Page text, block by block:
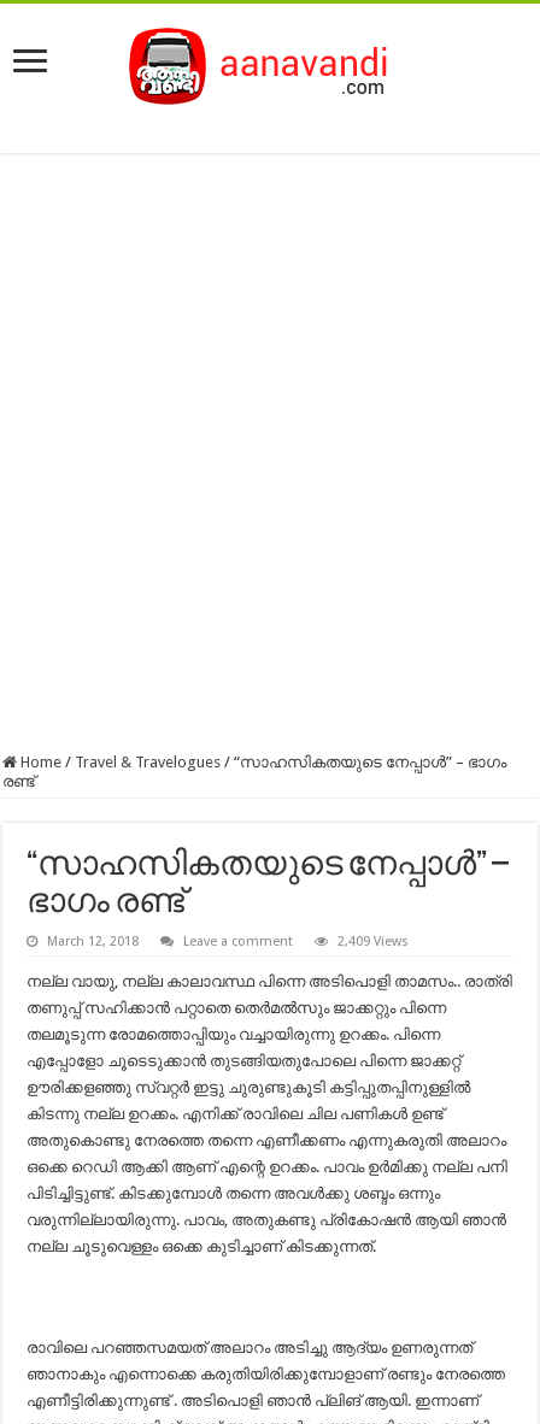
Home / Travel & Travelogues / “സാഹസികതയുടെ നേപ്പാൾ” – ഭാഗം
രണ്ട്
“സാഹസികതയുടെ നേപ്പാൾ” –
ഭാഗം രണ്ട്
March 12, 2018 Leave a comment 2,409 Views
നല്ല വായു, നല്ല കാലാവസ്ഥ പിന്നെ അടിപൊളി താമസം.. രാത്രി
തണുപ്പ് സഹിക്കാൻ പറ്റാതെ തെർമൽസും ജാക്കറ്റും പിന്നെ
തലമൂടുന്ന രോമത്തൊപ്പിയും വച്ചായിരുന്നു ഉറക്കം. പിന്നെ
എപ്പോളോ ചൂടെടുക്കാൻ തുടങ്ങിയതുപോലെ പിന്നെ ജാക്കറ്റ്
ഊരിക്കളഞ്ഞു സ്വറ്റർ ഇട്ടു ചുരുണ്ടുകൂടി കട്ടിപ്പുതപ്പിനുള്ളിൽ
കിടന്നു നല്ല ഉറക്കം. എനിക്ക് രാവിലെ ചില പണികൾ ഉണ്ട്
അതുകൊണ്ടു നേരത്തെ തന്നെ എണീക്കണം എന്നുകരുതി അലാറം
ഒക്കെ റെഡി ആക്കി ആണ് എന്റെ ഉറക്കം. പാവം ഉർമിക്കു നല്ല പനി
പിടിച്ചിട്ടുണ്ട്. കിടക്കുമ്പോൾ തന്നെ അവൾക്കു ശബ്ദം ഒന്നും
വരുന്നില്ലായിരുന്നു. പാവം, അതുകണ്ടു പ്രികോഷൻ ആയി ഞാൻ
നല്ല ചൂടുവെള്ളം ഒക്കെ കുടിച്ചാണ് കിടക്കുന്നത്.
രാവിലെ പറഞ്ഞസമയത് അലാറം അടിച്ചു ആദ്യം ഉണരുന്നത്
ഞാനാകും എന്നൊക്കെ കരുതിയിരിക്കുമ്പോളാണ് രണ്ടും നേരത്തെ
എണീട്ടിരിക്കുന്നുണ്ട് . അടിപൊളി ഞാൻ പ്ലിങ് ആയി. ഇന്നാണ്